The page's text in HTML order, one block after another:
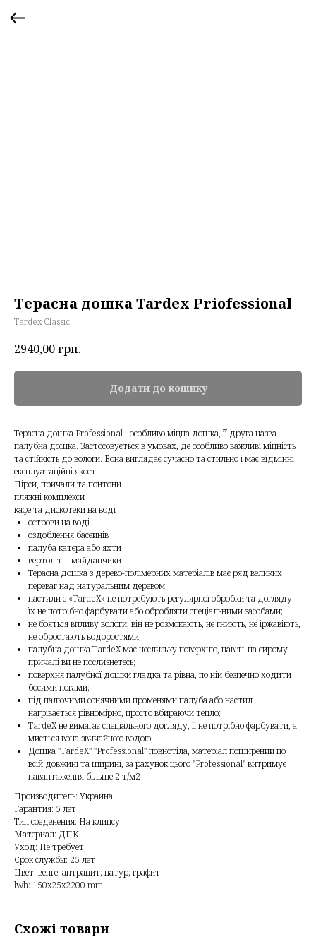
Терасна дошка Tardex Priofessional
Tardex Classic
2940,00грн.
Додати до кошику
Терасна дошка Professional - особливо міцна дошка, її друга назва -
палубна дошка. Застосовується в умовах, де особливо важливі міцність
та стійкість до вологи. Вона виглядає сучасно та стильно і має відмінні
експлуатаційні якості.
Пірси, причали та понтони
пляжні комплекси
кафе та дискотеки на воді
острови на воді
оздоблення басейнів
палуба катера або яхти
вертолітні майданчики
Терасна дошка з дерево-полімерних матеріалів має ряд великих
переваг над натуральним деревом.
настили з «TardeX» не потребують регулярної обробки та догляду -
їх не потрібно фарбувати або обробляти спеціальними засобами;
не бояться впливу вологи, він не розмокають, не гниють, не іржавіють,
не обростають водоростями;
палубна дошка TardeX має неслизьку поверхню, навіть на сирому
причалі ви не послизнетесь;
поверхня палубної дошки гладка та рівна, по ній безпечно ходити
босими ногами;
під палючими сонячними променями палуба або настил
нагрівається рівномірно, просто вбираючи тепло;
TardeX не вимагає спеціального догляду, її не потрібно фарбувати, а
миється вона звичайною водою;
Дошка "TardeX" "Professional" повнотіла, матеріал поширений по
всій довжині та ширині, за рахунок цього "Professional" витримує
навантаження більше 2 т/м2
Производитель: Украина
Гарантия: 5 лет
Тип соеденения: На клипсу
Материал: ДПК
Уход: Не требует
Срок службы: 25 лет
Цвет: венге; антрацит; натур; графит
lwh: 150x25x2200 mm
Схожі товари